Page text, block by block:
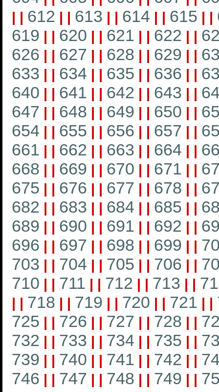
| | 612 | | 613 | | 614 | | 615 | |
619 | | 620 | | 621 | | 622 | |
626 | | 627 | | 628 | | 629 | |
633 | | 634 | | 635 | | 636 | |
640 | | 641 | | 642 | | 643 | |
647 | | 648 | | 649 | | 650 | |
654 | | 655 | | 656 | | 657 | |
661 | | 662 | | 663 | | 664 | |
668 | | 669 | | 670 | | 671 | |
675 | | 676 | | 677 | | 678 | |
682 | | 683 | | 684 | | 685 | |
689 | | 690 | | 691 | | 692 | |
696 | | 697 | | 698 | | 699 | |
703 | | 704 | | 705 | | 706 | |
710 | | 711 | | 712 | | 713 | |
| | 718 | | 719 | | 720 | | 721 | |
725 | | 726 | | 727 | | 728 | |
732 | | 733 | | 734 | | 735 | |
739 | | 740 | | 741 | | 742 | |
746 | | 747 | | 748 | | 749 | |